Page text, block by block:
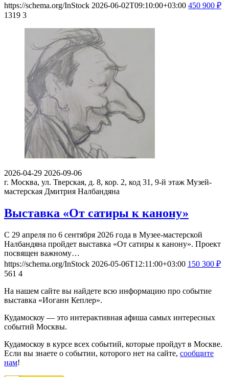
https://schema.org/InStock 2026-06-02T09:10:00+03:00 450 900 ₽
1319 3
2026-04-29 2026-09-06
г. Москва, ул. Тверская, д. 8, кор. 2, код 31, 9-й этаж Музей-
мастерская Дмитрия Налбандяна
Выставка «От сатиры к канону»
С 29 апреля по 6 сентября 2026 года в Музее-мастерской
Налбандяна пройдет выставка «От сатиры к канону». Проект
посвящен важному…
https://schema.org/InStock 2026-05-06T12:11:00+03:00 150 300 ₽
561 4
На нашем сайте вы найдете всю информацию про событие
выставка «Иоганн Кеплер».
Кудамоскоу — это интерактивная афиша самых интересных
событий Москвы.
Кудамоскоу в курсе всех событий, которые пройдут в Москве.
Если вы знаете о событии, которого нет на сайте, сообщите
нам!